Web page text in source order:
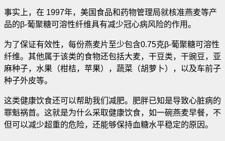
事实上，在 1997年，美国食品和药物管理局就核准燕麦等产
品的β-葡聚糖可溶性纤维具有减少冠心病风险的作用。
为了保证有效性，每份燕麦片至少包含0.75克β-葡聚糖可溶性
纤维。其他属于该类的食物还包括大麦，干豆类，干豌豆，亚
麻种子，水果（柑桔，苹果），蔬菜（胡萝卜），以及车前子
种子外皮等。
这类健康饮食还可以帮助我们减肥。肥胖已知是导致心脏病的
罪魁祸首。这就是为什么采取健康饮食，如一碗燕麦早餐，不
但可以减少超重的危险，还能够保持血糖水平稳定的原因。